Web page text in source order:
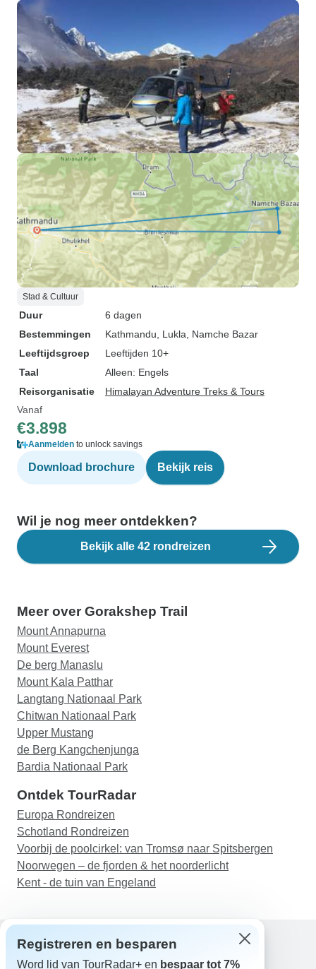
Stad & Cultuur
Duur
6 dagen
Bestemmingen
Kathmandu , Lukla , Namche Bazar
Leeftijdsgroep
Leeftijden 10+
Taal
Alleen: Engels
Reisorganisatie
Himalayan Adventure Treks & Tours
Vanaf
€3.898
Aanmelden to unlock savings
Download brochure Bekijk reis
Wil je nog meer ontdekken?
Bekijk alle 42 rondreizen
Meer over Gorakshep Trail
Mount Annapurna
Mount Everest
De berg Manaslu
Mount Kala Patthar
Langtang Nationaal Park
Chitwan Nationaal Park
Upper Mustang
de Berg Kangchenjunga
Bardia Nationaal Park
Ontdek TourRadar
Europa Rondreizen
Schotland Rondreizen
Voorbij de poolcirkel: van Tromsø naar Spitsbergen
Noorwegen – de fjorden & het noorderlicht
Kent - de tuin van Engeland
Hulp
Registreren en besparen
Word lid van TourRadar+ en bespaar tot 7%